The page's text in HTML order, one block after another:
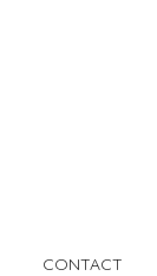
CONTACT